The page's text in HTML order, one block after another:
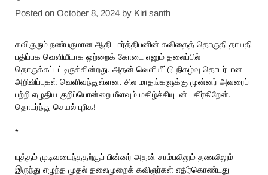
Posted on October 8, 2024 by Kiri santh
கவிஞரும் நண்பருமான ஆதி பார்த்திபனின் கவிதைத் தொகுதி தாயதி
பதிப்பக வெளியீடாக ஒற்றைக் கோடை எனும் தலைப்பில்
தொகுக்கப்பட்டிருக்கின்றது. அதன் வெளியீட்டு நிகழ்வு தொடர்பான
அறிவிப்புகள் வெளிவந்துள்ளன. சில மாதங்களுக்கு முன்னர் அவரைப்
பற்றி எழுதிய குறிப்பொன்றை மீளவும் மகிழ்ச்சியுடன் பகிர்கிறேன்.
தொடர்ந்து செயல் புரிக!
*
யுத்தம் முடிவடைந்ததற்குப் பின்னர் அதன் சாம்பலிலும் தணலிலும்
இருந்து எழுந்த முதல் தலைமுறைக் கவிஞர்கள் எதிர்கொண்டது